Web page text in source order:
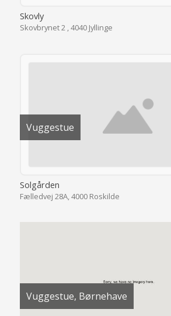
Skovbrynet 2 , 4040 Jyllinge
Fælledvej 28A, 4000 Roskilde
Vuggestue, Børnehave